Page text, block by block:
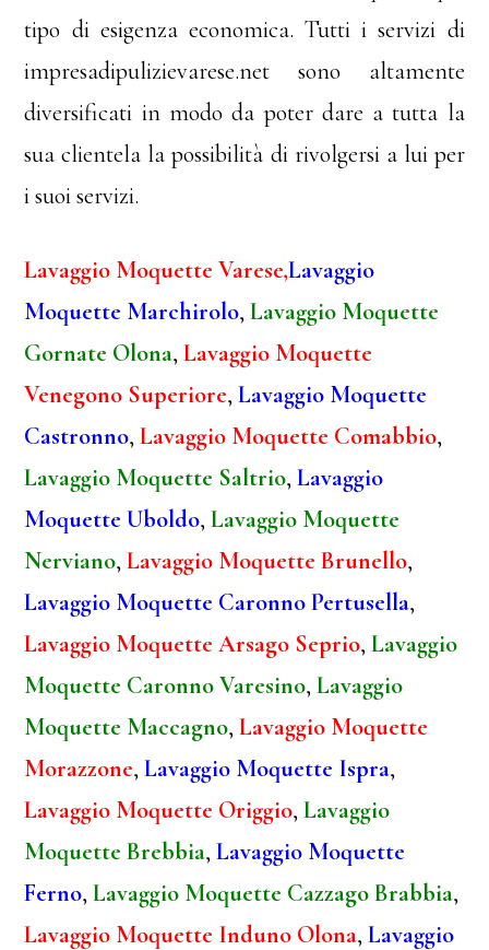
tipo di esigenza economica. Tutti i servizi di
impresadipulizievarese.net sono altamente
diversificati in modo da poter dare a tutta la
sua clientela la possibilità di rivolgersi a lui per
i suoi servizi.
Lavaggio Moquette Varese,Lavaggio
Moquette Marchirolo,Lavaggio Moquette
Gornate Olona,Lavaggio Moquette
Venegono Superiore,Lavaggio Moquette
Castronno,Lavaggio Moquette Comabbio,
Lavaggio Moquette Saltrio,Lavaggio
Moquette Uboldo,Lavaggio Moquette
Nerviano,Lavaggio Moquette Brunello,
Lavaggio Moquette Caronno Pertusella,
Lavaggio Moquette Arsago Seprio,Lavaggio
Moquette Caronno Varesino,Lavaggio
Moquette Maccagno,Lavaggio Moquette
Morazzone,Lavaggio Moquette Ispra,
Lavaggio Moquette Origgio,Lavaggio
Moquette Brebbia,Lavaggio Moquette
Ferno,Lavaggio Moquette Cazzago Brabbia,
Lavaggio Moquette Induno Olona,Lavaggio